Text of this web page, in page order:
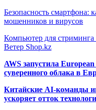
Безопасность смартфона:
мошенников и вирусов
Компьютер для стриминга
Ветер Shop.kz
AWS запустила
суверенного облака в
Китайские AI-команды
ускоряет отток